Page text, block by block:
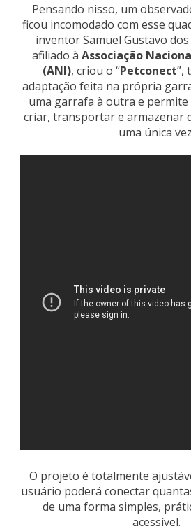
Pensando nisso, um
ficou incomodado com esse
inventorSamuel Gustavo
afiliado à Associação
(ANI), criou o “Petconect”,
adaptação feita na própria
uma garrafa à outra e
criar, transportar e armazenar
uma única
O projeto é totalmente
usuário poderá conectar
de uma forma simples,
acessível.